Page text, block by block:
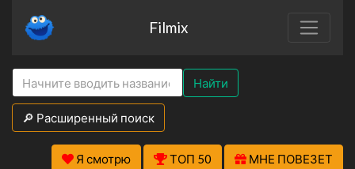
Filmix
Найти
🔎 Расширенный поиск
Я смотрю ТОП 50 МНЕ ПОВЕЗЕТ